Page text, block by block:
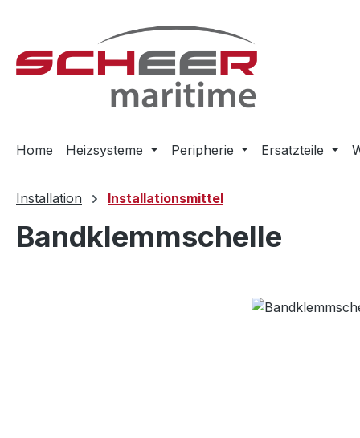
Home Heizsysteme Peripherie Ersatzteile
Installation Installationsmittel
Bandklemmschelle